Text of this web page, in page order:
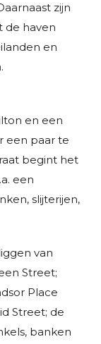
zijn
de haven
en
en een
een paar te
begint het
een
slijterijen,
van
Street;
Place
Street; de
banken